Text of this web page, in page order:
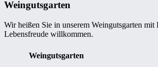
Weingutsgarten
Wir heißen Sie in unserem Weingutsgarten mit
Lebensfreude willkommen.
Weingutsgarten